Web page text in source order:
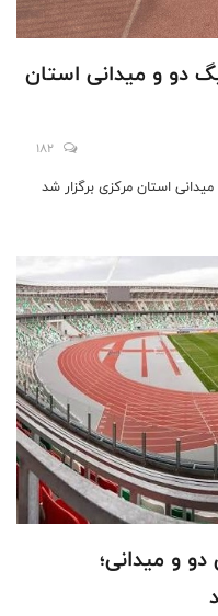
دو و میدانی استان
182
استان مرکزی برگزار شد
و میدانی؛